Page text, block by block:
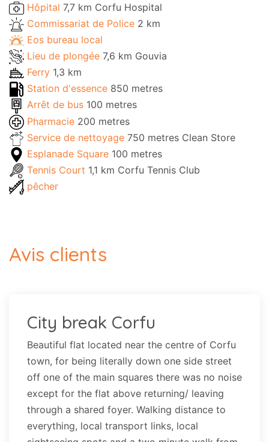
Hôpital 7,7 km Corfu Hospital
Commissariat de Police 2 km
Eos bureau local
Lieu de plongée 7,6 km Gouvia
Ferry 1,3 km
Station d'essence 850 metres
Arrêt de bus 100 metres
Pharmacie 200 metres
Service de nettoyage 750 metres Clean Store
Esplanade Square 100 metres
Tennis Court 1,1 km Corfu Tennis Club
pêcher
Avis clients
City break Corfu
Beautiful flat located near the centre of Corfu
town, for being literally down one side street
off one of the main squares there was no noise
except for the flat above returning/ leaving
through a shared foyer. Walking distance to
everything, local transport links, local